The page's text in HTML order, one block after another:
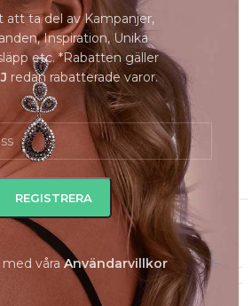
att ta del av Kampanjer,
Inspiration, Unika
etc. *Rabatten gäller
redan rabatterade varor.
våraAnvändarvillkor
Guld